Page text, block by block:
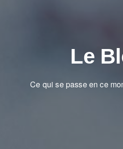
Le
Ce qui se passe en ce